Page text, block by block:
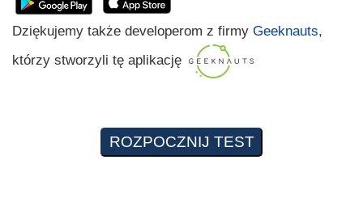
Dziękujemy także developerom z firmy Geeknauts,
którzy stworzyli tę aplikację